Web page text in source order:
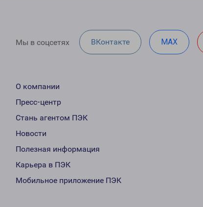
Мы в соцсетях ВКонтакте MAX
О компании
Пресс-центр
Стань агентом ПЭК
Новости
Полезная информация
Карьера в ПЭК
Мобильное приложение ПЭК